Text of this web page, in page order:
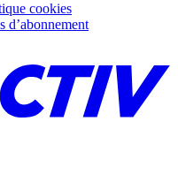
cookies
d’abonnement